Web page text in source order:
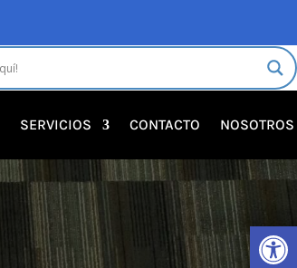
Abrir
SERVICIOS CONTACTO NOSOTROS